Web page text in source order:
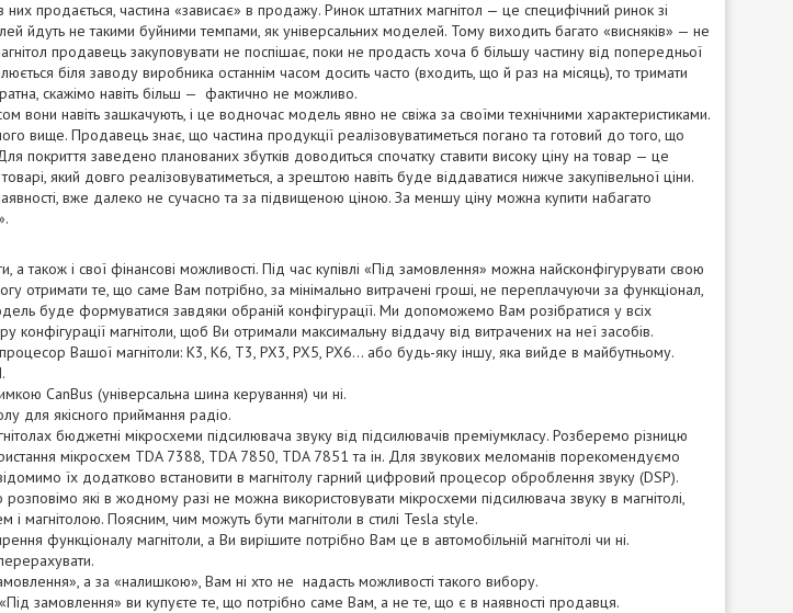
них продається, частина «зависає» в продажу. Ринок штатних магнітол — це специфічний ринок зі
йдуть не такими буйними темпами, як універсальних моделей. Тому виходить багато «висняків» — не
продавець закуповувати не поспішає, поки не продасть хоча б більшу частину від попередньої
біля заводу виробника останнім часом досить часто (входить, що й раз на місяць), то тримати
скажімо навіть більш — фактично не можливо.
вони навіть зашкачують, і це водночас модель явно не свіжа за своїми технічними характеристиками.
вище. Продавець знає, що частина продукції реалізовуватиметься погано та готовий до того, що
покриття заведено планованих збутків доводиться спочатку ставити високу ціну на товар — це
який довго реалізовуватиметься, а зрештою навіть буде віддаватися нижче закупівельної ціни.
вже далеко не сучасно та за підвищеною ціною. За меншу ціну можна купити набагато
і свої фінансові можливості. Під час купівлі «Під замовлення» можна найсконфігурувати свою
отримати те, що саме Вам потрібно, за мінімально витрачені гроші, не переплачуючи за функціонал,
буде формуватися завдяки обраній конфігурації. Ми допоможемо Вам розібратися у всіх
конфігурації магнітоли, щоб Ви отримали максимальну віддачу від витрачених на неї засобів.
Вашої магнітоли: К3, К6, Т3, PX3, PX5, PX6... або будь-яку іншу, яка вийде в майбутньому.
CanBus (універсальна шина керування) чи ні.
для якісного приймання радіо.
бюджетні мікросхеми підсилювача звуку від підсилювачів преміумкласу. Розберемо різницю
мікросхем TDA 7388, TDA 7850, TDA 7851 та ін. Для звукових меломанів порекомендуємо
їх додатково встановити в магнітолу гарний цифровий процесор оброблення звуку (DSP).
які в жодному разі не можна використовувати мікросхеми підсилювача звуку в магнітолі,
і магнітолою. Поясним, чим можуть бути магнітоли в стилі Tesla style.
функціоналу магнітоли, а Ви вирішите потрібно Вам це в автомобільній магнітолі чи ні.
а за «налишкою», Вам ні хто не надасть можливості такого вибору.
замовлення» ви купуєте те, що потрібно саме Вам, а не те, що є в наявності продавця.